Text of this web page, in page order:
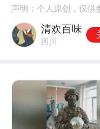
声明：个人原创，仅供
清欢百味
四川